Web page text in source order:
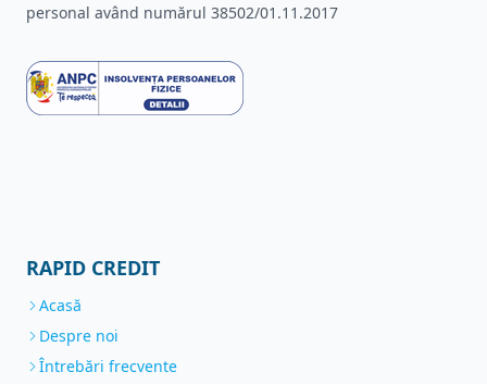
personal având numărul 38502/01.11.2017
RAPID CREDIT
Acasă
Despre noi
Întrebări frecvente